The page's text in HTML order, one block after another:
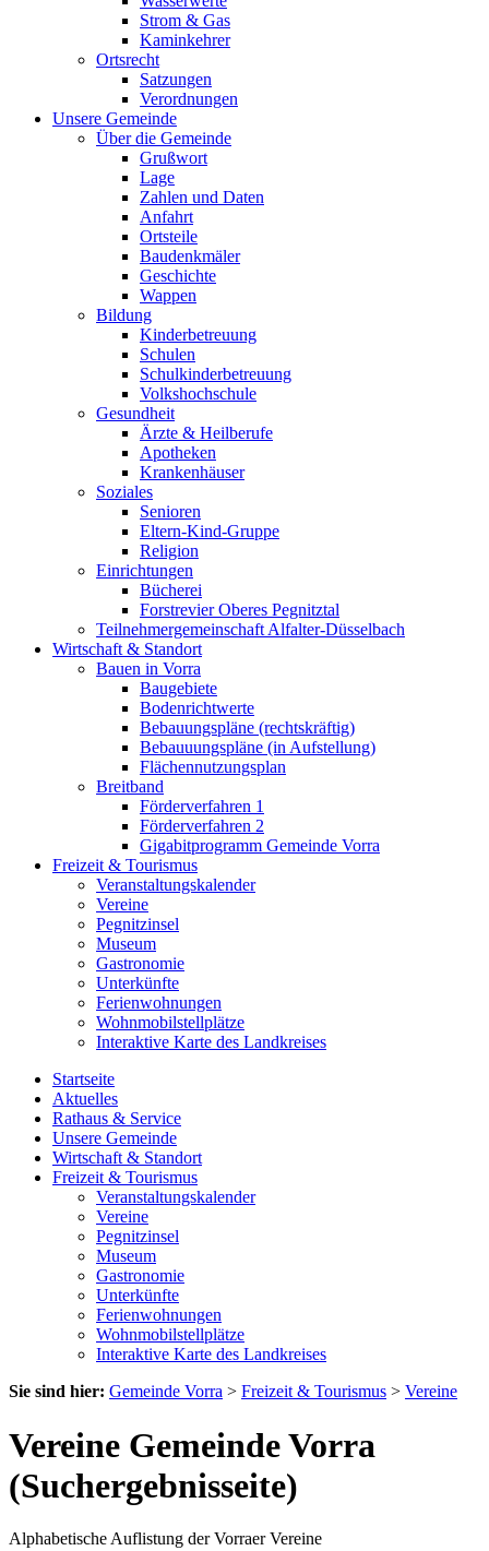
Strom & Gas
Kaminkehrer
Ortsrecht
Satzungen
Verordnungen
Unsere Gemeinde
Über die Gemeinde
Grußwort
Lage
Zahlen und Daten
Anfahrt
Ortsteile
Baudenkmäler
Geschichte
Wappen
Bildung
Kinderbetreuung
Schulen
Schulkinderbetreuung
Volkshochschule
Gesundheit
Ärzte & Heilberufe
Apotheken
Krankenhäuser
Soziales
Senioren
Eltern-Kind-Gruppe
Religion
Einrichtungen
Bücherei
Forstrevier Oberes Pegnitztal
Teilnehmergemeinschaft Alfalter-Düsselbach
Wirtschaft & Standort
Bauen in Vorra
Baugebiete
Bodenrichtwerte
Bebauungspläne (rechtskräftig)
Bebauuungspläne (in Aufstellung)
Flächennutzungsplan
Breitband
Förderverfahren 1
Förderverfahren 2
Gigabitprogramm Gemeinde Vorra
Freizeit & Tourismus
Veranstaltungskalender
Vereine
Pegnitzinsel
Museum
Gastronomie
Unterkünfte
Ferienwohnungen
Wohnmobilstellplätze
Interaktive Karte des Landkreises
Startseite
Aktuelles
Rathaus & Service
Unsere Gemeinde
Wirtschaft & Standort
Freizeit & Tourismus
Veranstaltungskalender
Vereine
Pegnitzinsel
Museum
Gastronomie
Unterkünfte
Ferienwohnungen
Wohnmobilstellplätze
Interaktive Karte des Landkreises
Sie sind hier: Gemeinde Vorra > Freizeit & Tourismus > Vereine
Vereine Gemeinde Vorra
(Suchergebnisseite)
Alphabetische Auflistung der Vorraer Vereine